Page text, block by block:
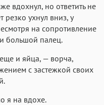
вдохнул, но ответить не
резко ухнул вниз, у
на сопротивление
большой палец.
и яйца, — ворча,
с застежкой своих
я на вдохе.